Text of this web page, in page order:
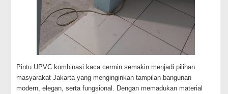
Pintu UPVC kombinasi kaca cermin semakin menjadi pilihan
masyarakat Jakarta yang menginginkan tampilan bangunan
modern, elegan, serta fungsional. Dengan memadukan material